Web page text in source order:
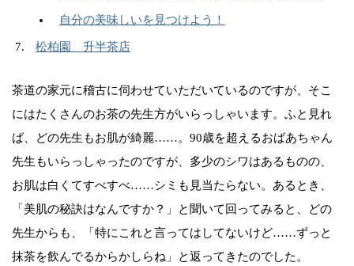
自分の美味しいを見つけよう！
松柏園 升半茶店
茶道の家元に稽古に伺わせていただいているのですが、そこ
にはたくさんのお茶の先生方がいらっしゃいます。ふと見れ
ば、どの先生もお肌が綺麗……。90歳を超えるおばあちゃん
先生もいらっしゃったのですが、多少のシワはあるものの、
お肌は白くてすべすべ……シミも見当たらない。あるとき、
「美肌の秘訣はなんですか？」と聞いて回ってみると、どの
先生からも、「特にこれと言ってはしてないけど……ずっと
抹茶を飲んでるからかしらね」と返ってきたのでした。